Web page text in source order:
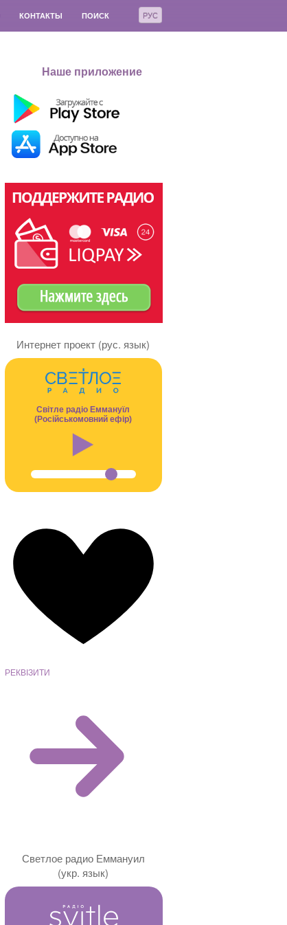
РУС
КОНТАКТЫ ПОИСК
Наше приложение
Интернет проект (рус. язык)
Світле радіо Еммануїл
(Російськомовний ефір)
РЕКВІЗИТИ
Светлое радио Еммануил
(укр. язык)